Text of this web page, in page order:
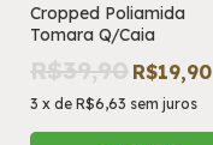
Cropped Poliamida
Tomara Q/Caia
R$39,90 R$19,90
3 x de R$6,63 sem juros